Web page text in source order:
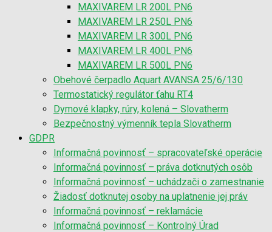
MAXIVAREM LR 200L PN6
MAXIVAREM LR 250L PN6
MAXIVAREM LR 300L PN6
MAXIVAREM LR 400L PN6
MAXIVAREM LR 500L PN6
Obehové čerpadlo Aquart AVANSA 25/6/130
Termostatický regulátor ťahu RT4
Dymové klapky, rúry, kolená – Slovatherm
Bezpečnostný výmenník tepla Slovatherm
GDPR
Informačná povinnosť – spracovateľské operácie
Informačná povinnosť – práva dotknutých osôb
Informačná povinnosť – uchádzači o zamestnanie
Žiadosť dotknutej osoby na uplatnenie jej práv
Informačná povinnosť – reklamácie
Informačná povinnosť – Kontrolný Úrad